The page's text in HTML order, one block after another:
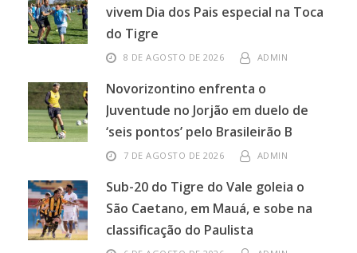
vivem Dia dos Pais especial na Toca
do Tigre
8 DE AGOSTO DE 2026 ADMIN
Novorizontino enfrenta o
Juventude no Jorjão em duelo de
‘seis pontos’ pelo Brasileirão B
7 DE AGOSTO DE 2026 ADMIN
Sub-20 do Tigre do Vale goleia o
São Caetano, em Mauá, e sobe na
classificação do Paulista